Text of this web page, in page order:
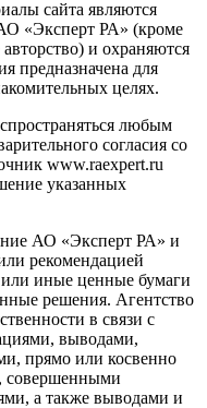
сайта являются
«Эксперт РА» (кроме
и охраняются
предназначена для
целях.
любым
согласия со
www.raexpert.ru
указанных
АО «Эксперт РА» и
рекомендацией
или иные ценные бумаги
решения. Агентство
в связи с
выводами,
прямо или косвенно
совершенными
а также выводами и